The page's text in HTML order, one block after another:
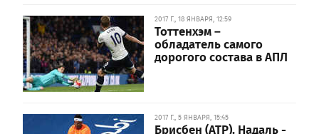
2017 Г., 18 ЯНВАРЯ, 12:59
Тоттенхэм –
обладатель самого
дорогого состава в АПЛ
2017 Г., 5 ЯНВАРЯ, 15:45
Брисбен (ATP). Надаль -